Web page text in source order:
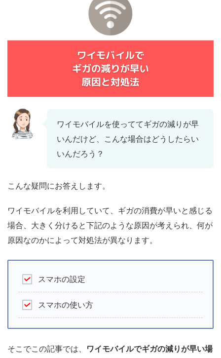
ワイモバイルを使っててギガの減りが早
いんだけど、こんな場合はどうしたらい
いんだろう？
こんな疑問にお答えします。
ワイモバイルを利用していて、ギガの消費が早いと感じる
場合、大きく分けると下記のような原因が考えられ、何が
原因なのかによって対処法が異なります。
スマホの設定
スマホの使い方
そこでこの記事では、 ワイモバイルでギガの減りが早い場